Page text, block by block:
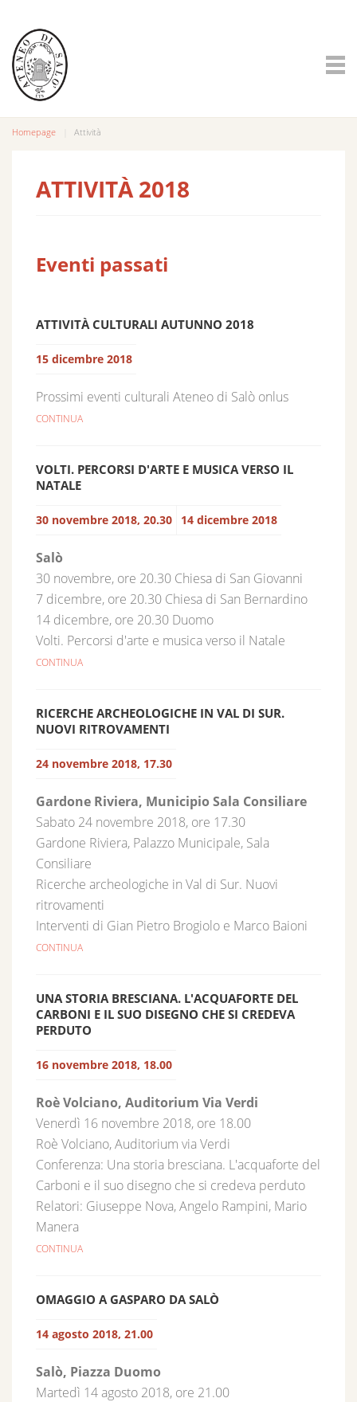
Homepage Attività
ATTIVITÀ 2018
Eventi passati
ATTIVITÀ CULTURALI AUTUNNO 2018
15 dicembre 2018
Prossimi eventi culturali Ateneo di Salò onlus
CONTINUA
VOLTI. PERCORSI D'ARTE E MUSICA VERSO IL
NATALE
30 novembre 2018, 20.30 14 dicembre 2018
Salò
30 novembre, ore 20.30 Chiesa di San Giovanni
7 dicembre, ore 20.30 Chiesa di San Bernardino
14 dicembre, ore 20.30 Duomo
Volti. Percorsi d'arte e musica verso il Natale
CONTINUA
RICERCHE ARCHEOLOGICHE IN VAL DI SUR.
NUOVI RITROVAMENTI
24 novembre 2018, 17.30
Gardone Riviera, Municipio Sala Consiliare
Sabato 24 novembre 2018, ore 17.30
Gardone Riviera, Palazzo Municipale, Sala
Consiliare
Ricerche archeologiche in Val di Sur. Nuovi
ritrovamenti
Interventi di Gian Pietro Brogiolo e Marco Baioni
CONTINUA
UNA STORIA BRESCIANA. L'ACQUAFORTE DEL
CARBONI E IL SUO DISEGNO CHE SI CREDEVA
PERDUTO
16 novembre 2018, 18.00
Roè Volciano, Auditorium Via Verdi
Venerdì 16 novembre 2018, ore 18.00
Roè Volciano, Auditorium via Verdi
Conferenza: Una storia bresciana. L'acquaforte del
Carboni e il suo disegno che si credeva perduto
Relatori: Giuseppe Nova, Angelo Rampini, Mario
Manera
CONTINUA
OMAGGIO A GASPARO DA SALÒ
14 agosto 2018, 21.00
Salò, Piazza Duomo
Martedì 14 agosto 2018, ore 21.00